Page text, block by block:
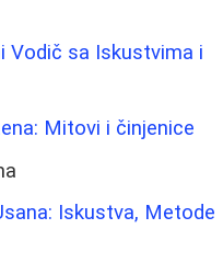
Vodič sa Iskustvima i
Mitovi i činjenice
Iskustva, Metode